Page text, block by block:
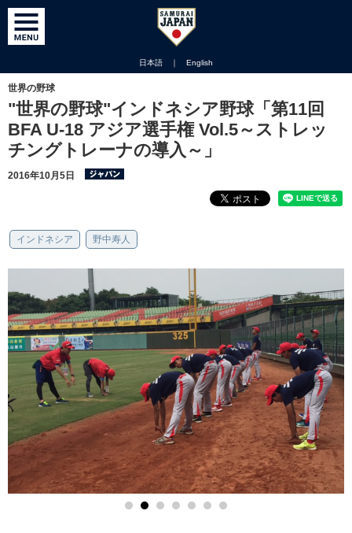
日本語 ｜ English
世界の野球
"世界の野球"インドネシア野球「第11回
BFA U-18 アジア選手権 Vol.5～ストレッ
チングトレーナの導入～」
2016年10月5日
インドネシア 野中寿人